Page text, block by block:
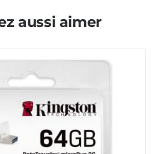
aussi aimer